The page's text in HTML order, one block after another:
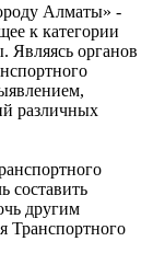
Алматы» -
к категории
Являясь органов
различных
составить
другим
Транспортного